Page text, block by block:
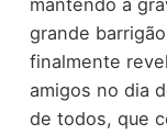
mantendo a
grande
finalmente
amigos no dia
de todos, que